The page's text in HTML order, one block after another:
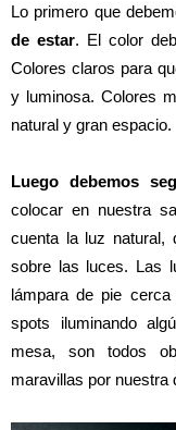
Lo primero que
de estar. El color
Colores claros para
y luminosa. Colores
natural y gran espacio.
Luego debemos
colocar en nuestra
cuenta la luz natural,
sobre las luces. Las
lámpara de pie
spots iluminando
mesa, son todos
maravillas por nuestra